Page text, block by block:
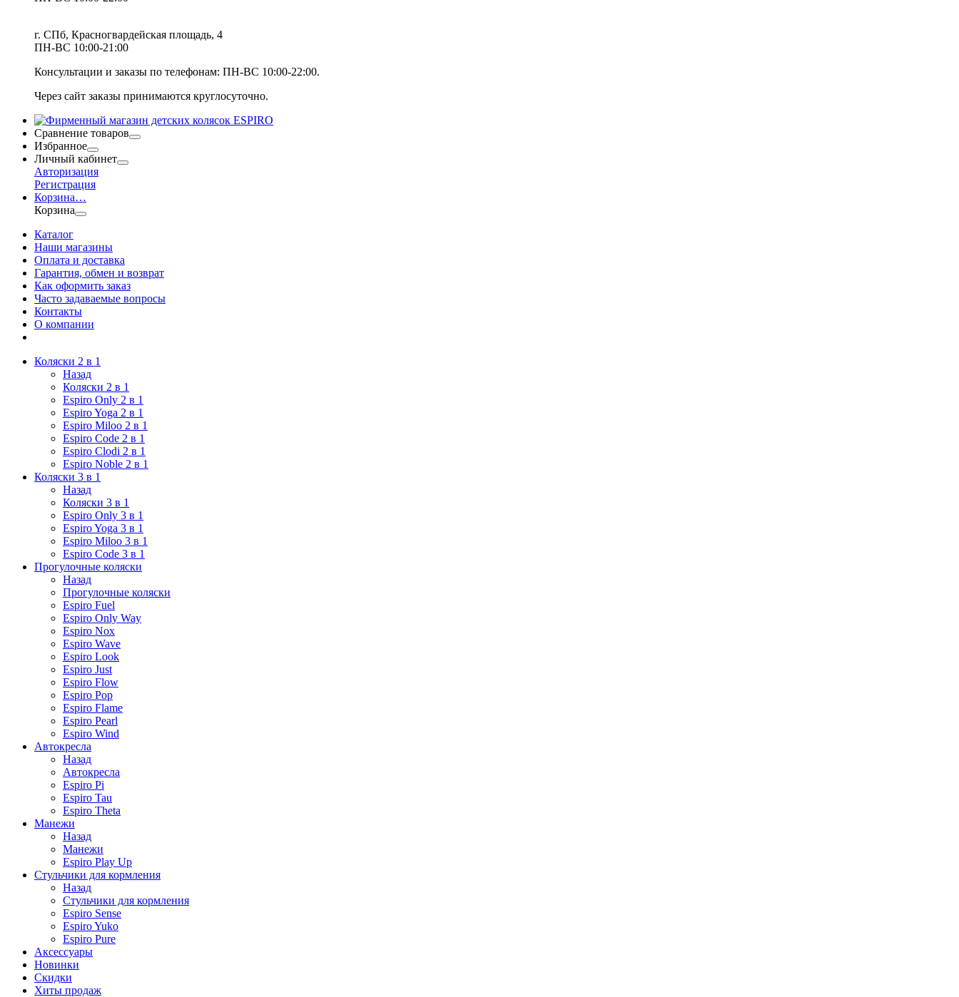
г. СПб, Красногвардейская площадь, 4
ПН-ВС 10:00-21:00
Консультации и заказы по телефонам: ПН-ВС 10:00-22:00.
Через сайт заказы принимаются круглосуточно.
Сравнение товаров
Избранное
Личный кабинет
Авторизация
Регистрация
Корзина…
Корзина
Каталог
Наши магазины
Оплата и доставка
Гарантия, обмен и возврат
Как оформить заказ
Часто задаваемые вопросы
Контакты
О компании
Коляски 2 в 1
Назад
Коляски 2 в 1
Espiro Only 2 в 1
Espiro Yoga 2 в 1
Espiro Miloo 2 в 1
Espiro Code 2 в 1
Espiro Clodi 2 в 1
Espiro Noble 2 в 1
Коляски 3 в 1
Назад
Коляски 3 в 1
Espiro Only 3 в 1
Espiro Yoga 3 в 1
Espiro Miloo 3 в 1
Espiro Code 3 в 1
Прогулочные коляски
Назад
Прогулочные коляски
Espiro Fuel
Espiro Only Way
Espiro Nox
Espiro Wave
Espiro Look
Espiro Just
Espiro Flow
Espiro Pop
Espiro Flame
Espiro Pearl
Espiro Wind
Автокресла
Назад
Автокресла
Espiro Pi
Espiro Tau
Espiro Theta
Манежи
Назад
Манежи
Espiro Play Up
Стульчики для кормления
Назад
Стульчики для кормления
Espiro Sense
Espiro Yuko
Espiro Pure
Аксессуары
Новинки
Скидки
Хиты продаж